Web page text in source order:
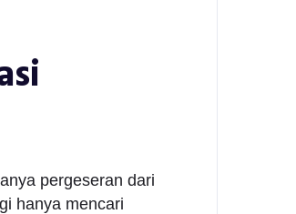
pergeseran dari
hanya mencari